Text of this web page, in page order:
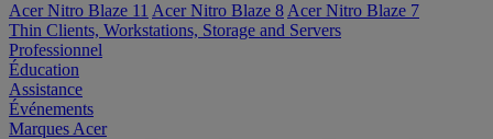
Acer Nitro Blaze 11 Acer Nitro Blaze 8 Acer Nitro Blaze 7
Thin Clients, Workstations, Storage and Servers
Professionnel
Éducation
Assistance
Événements
Marques Acer